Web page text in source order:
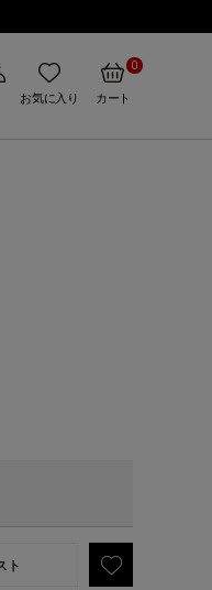
お気に入り カート
0
ト